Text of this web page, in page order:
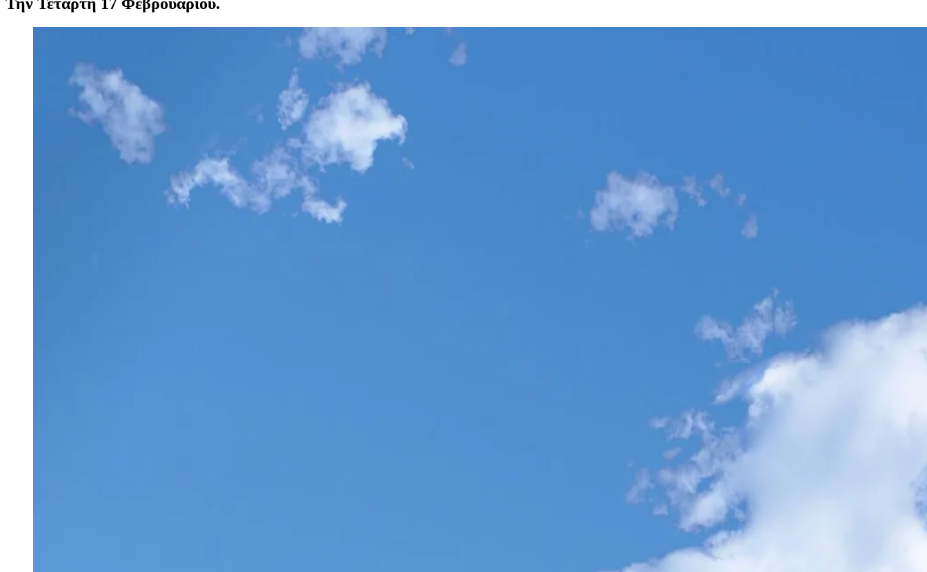
Την Τετάρτη 17 Φεβρουαρίου.